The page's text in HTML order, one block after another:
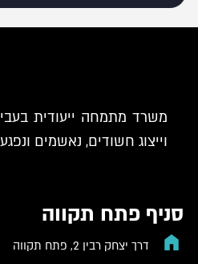
משרד מתמחה ייעודית
וייצוג חשודים, נאשמים
סניף פתח תקווה
דרך יצחק רבין 2, פתח תקווה